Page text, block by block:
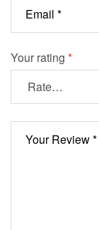
Your rating *